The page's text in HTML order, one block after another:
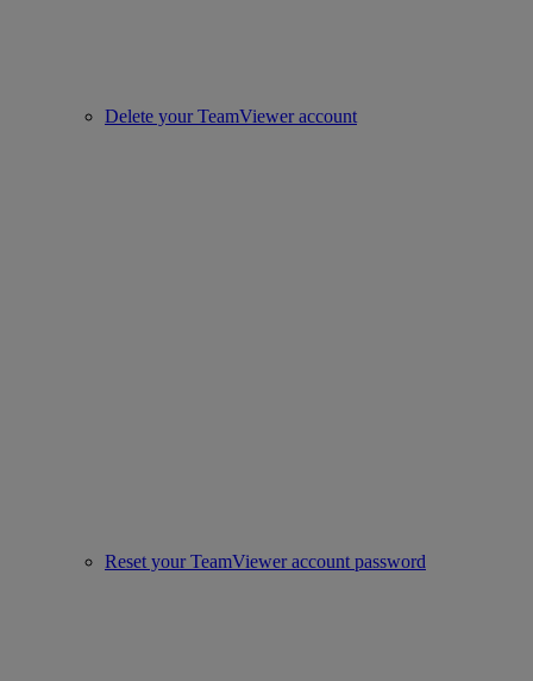
Delete your TeamViewer account
Reset your TeamViewer account password